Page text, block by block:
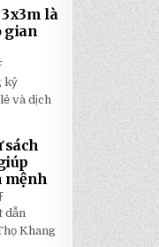
TRANG
MỚI
NHẤT
2026:
TẬN
GỐC
TẠI
3x3m là
gian
5
LÝ
DO
NHÀ
ĐỘNG
3X3M
LÀ
LỰA
CHỌN
HOÀN
HẢO
CHO
GIAN
HÀNG
kỷ
và dịch
sách
mệnh
5
BÀI
HỌC
XƯƠNG
dẫn
Khang